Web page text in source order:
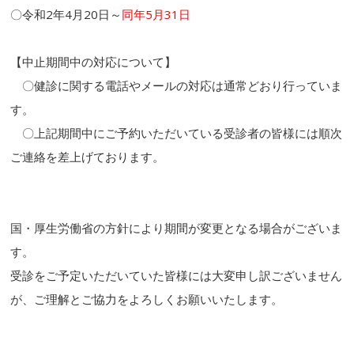
〇令和2年4月20日～ 同年5月31日
【中止期間中の対応について】
〇健診に関する電話やメールの対応は通常どおり行っていま
す。
〇上記期間中にご予約いただいている受診者の皆様には順次
ご連絡を差上げております。
国・厚生労働省の方針により期間が変更となる場合がございま
す。
受診をご予定いただいていた皆様には大変申し訳ございません
が、ご理解とご協力をよろしくお願いいたします。